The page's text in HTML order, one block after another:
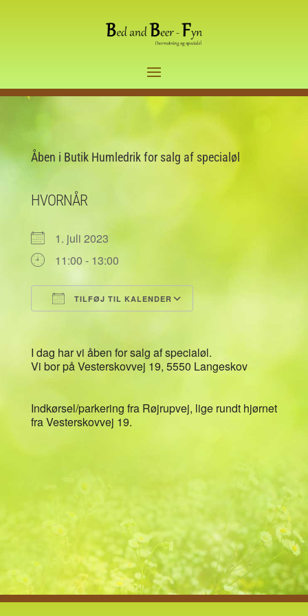
Åben i Butik Humledrik for salg af specialøl
HVORNÅR
1. juli 2023
11:00 - 13:00
TILFØJ TIL KALENDER
I dag har vi åben for salg af specialøl.
Vi bor på Vesterskovvej 19, 5550 Langeskov
Indkørsel/parkering fra Røjrupvej, lige rundt hjørnet
fra Vesterskovvej 19.